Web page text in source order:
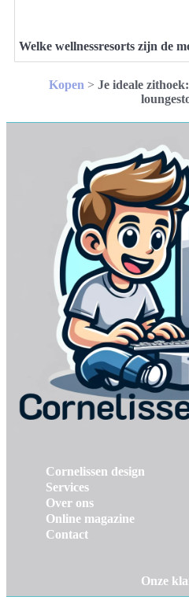
Welke wellnessresorts zijn de
Kopen > Je ideale
Cornelissen design
Services
Over ons
Online magazine
Contact
Onze